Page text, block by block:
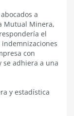
a
Mutual Minera,
el
con
se adhiera a una
y estadística